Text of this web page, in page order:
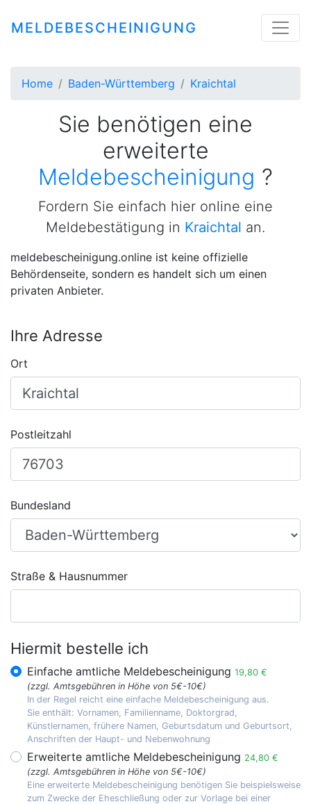
MELDEBESCHEINIGUNG
Home Baden-Württemberg Kraichtal
Sie benötigen eine
erweiterte
M|?
Fordern Sie einfach hier online eine
Meldebestätigung in Kraichtal an.
meldebescheinigung.online ist keine offizielle
Behördenseite, sondern es handelt sich um einen
privaten Anbieter.
Ihre Adresse
Ort
Postleitzahl
Bundesland
Straße & Hausnummer
Hiermit bestelle ich
Einfache amtliche Meldebescheinigung 19,80 €
(zzgl. Amtsgebühren in Höhe von 5€-10€)
In der Regel reicht eine einfache Meldebescheinigung aus.
Sie enthält: Vornamen, Familienname, Doktorgrad,
Künstlernamen, frühere Namen, Geburtsdatum und Geburtsort,
Anschriften der Haupt- und Nebenwohnung
Erweiterte amtliche Meldebescheinigung 24,80 €
(zzgl. Amtsgebühren in Höhe von 5€-10€)
Eine erweiterte Meldebescheinigung benötigen Sie beispielsweise
zum Zwecke der Eheschließung oder zur Vorlage bei einer